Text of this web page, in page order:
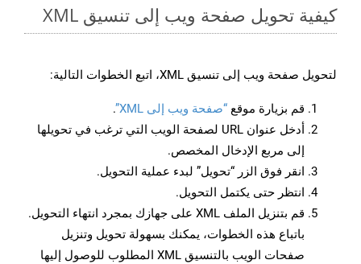
كيفية تحويل صفحة ويب إلى تنسيق XML
لتحويل صفحة ويب إلى تنسيق XML، اتبع الخطوات التالية:
قم بزيارة موقع “صفحة ويب إلى XML”
.
أدخل عنوان URL لصفحة الويب التي ترغب في تحويلها
إلى مربع الإدخال المخصص.
انقر فوق الزر “تحويل” لبدء عملية التحويل.
انتظر حتى يكتمل التحويل.
قم بتنزيل الملف XML على جهازك بمجرد انتهاء التحويل.
باتباع هذه الخطوات، يمكنك بسهولة تحويل وتنزيل
صفحات الويب بالتنسيق XML المطلوب للوصول إليها